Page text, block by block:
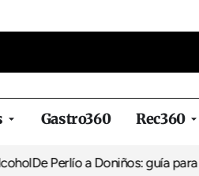
Gastro360 Rec360
a Doniños: guía para disfrutar del